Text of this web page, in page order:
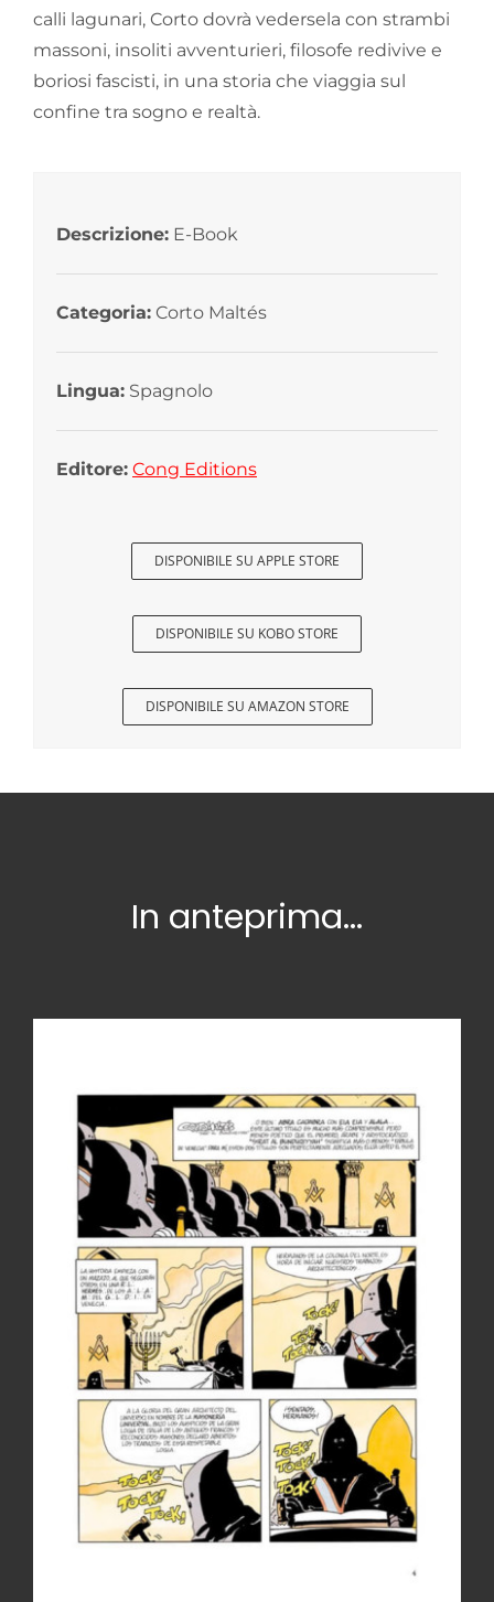
calli lagunari, Corto dovrà vedersela con strambi
massoni, insoliti avventurieri, filosofe redivive e
boriosi fascisti, in una storia che viaggia sul
confine tra sogno e realtà.
Descrizione: E-Book
Categoria: Corto Maltés
Lingua: Spagnolo
Editore: Cong Editions
DISPONIBILE SU APPLE STORE
DISPONIBILE SU KOBO STORE
DISPONIBILE SU AMAZON STORE
In anteprima…